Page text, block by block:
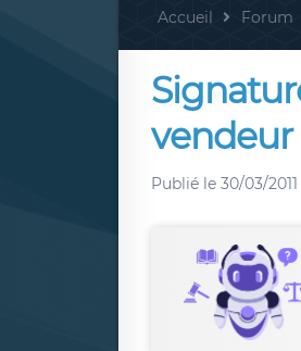
Accueil Forum
vendeur
Publié le 30/03/2011